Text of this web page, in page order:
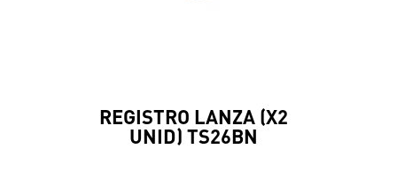
REGISTRO LANZA (X2
UNID) TS26BN